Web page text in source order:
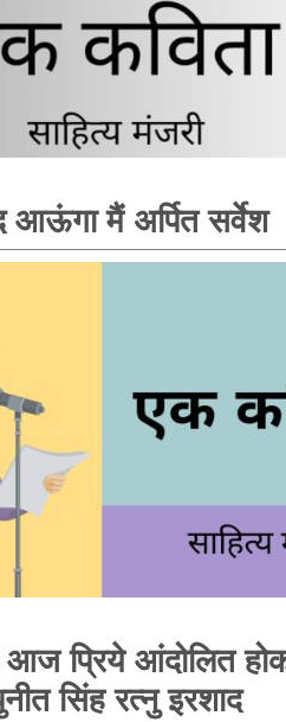
आऊंगा मैं अर्पित सर्वेश
प्रिये आंदोलित
सिंह रत्नु इरशाद